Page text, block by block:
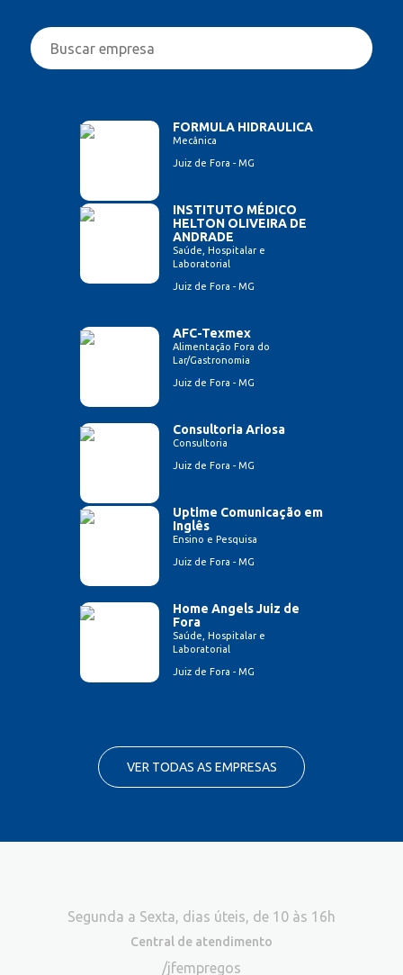
FORMULA HIDRAULICA
Mecânica
Juiz de Fora - MG
INSTITUTO MÉDICO
HELTON OLIVEIRA DE
ANDRADE
Saúde, Hospitalar e
Laboratorial
Juiz de Fora - MG
AFC-Texmex
Alimentação Fora do
Lar/Gastronomia
Juiz de Fora - MG
Consultoria Ariosa
Consultoria
Juiz de Fora - MG
Uptime Comunicação em
Inglês
Ensino e Pesquisa
Juiz de Fora - MG
Home Angels Juiz de
Fora
Saúde, Hospitalar e
Laboratorial
Juiz de Fora - MG
VER TODAS AS EMPRESAS
Segunda a Sexta, dias úteis, de 10 às 16h
Central de atendimento
/jfempregos